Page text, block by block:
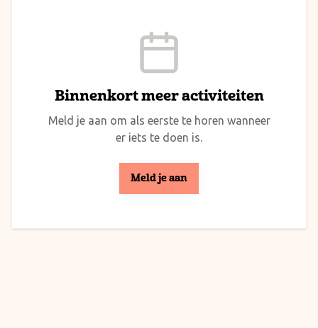
Binnenkort meer activiteiten
Meld je aan om als eerste te horen wanneer
er iets te doen is.
Meld je aan